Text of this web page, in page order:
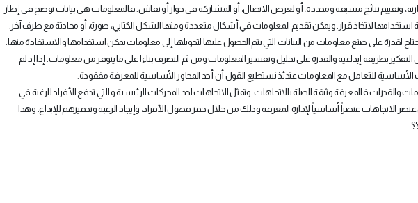
وتقييم نتائج مسبقة ومحددة، أو لغرض الاتصال، أو المشاركة في حوار أو نقاش. فالمعلومات هي بيانات توضح في إطار
لاتخاذ قرار. ويمكن تقديم المعلومات في أشكال متعددة ومنها الشكل الكتابي، صورة، أو محادثة مع طرف آخر.
لقدرة على صنع معلومات من البيانات التي يتم الحصول عليها لتحويلها إلى معلومات يمكن استخدامها والاستفادة منها.
التفكير بطريقة إبداعية والقدرة على تحليل وتفسير المعلومات ومن ثم التصرف بناءا على ما يتوفر من معلومات. إذا إذ لم
الأساسية للتعامل مع المعلومات عندئذ نستطيع القول أن أحد المحاور الأساسية للمعرفة مفقودة.
والقدرات فالمعرفة وثيقة الصلة بالاتجاهات. وتمثل الاتجاهات احد المحركات الرئيسية و التي تدفع الأفراد للرغبة في
عنصر الاتجاهات عنصراً أساسياً لإدارة المعرفة وذلك من خلال حفز فضول الأفراد، وإيجاد الرغبة وتحفيزهم للإبداع. وهذا